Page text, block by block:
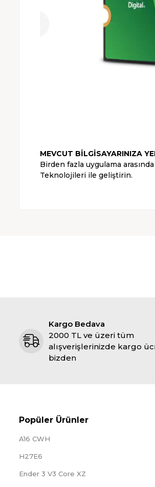
MEVCUT BİLGİSAYARINIZA
Birden fazla uygulama
Teknolojileri ile geliştirin.
Kargo Bedava
2000 TL ve üzeri tüm
alışverişlerinizde kargo
bizden
Popüler Ürünler
A16 CWH
H27E6
Ender 3 V3 Core XZ